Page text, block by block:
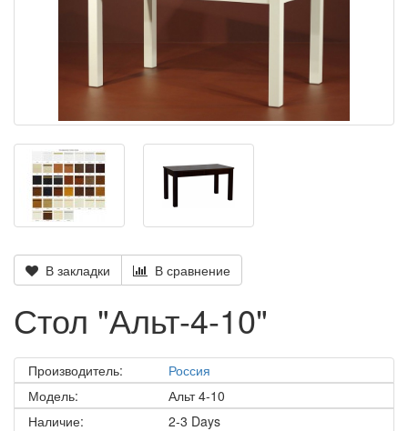
В закладки В сравнение
Стол "Альт-4-10"
Производитель:
Россия
Модель:
Альт 4-10
Наличие:
2-3 Days